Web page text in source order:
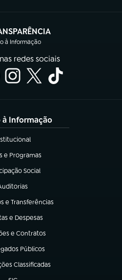
à Informação
(abre em nova aba)
redes sociais
à Informação
em nova aba)
e Programas
nova aba)
Social
em nova aba)
em nova aba)
e Transferências
aba)
e Despesas
nova aba)
e Contratos
nova aba)
Públicos
nova aba)
Classificadas
nova aba)